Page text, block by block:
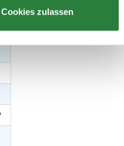
Cookies zulassen